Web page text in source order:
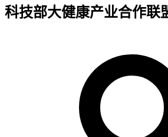
科技部大健康产业合作联